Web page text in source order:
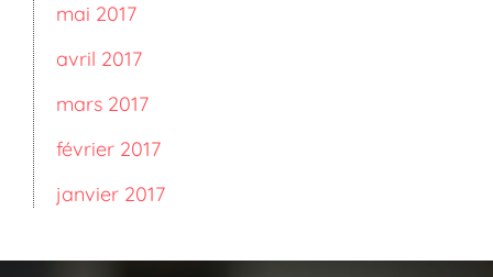
mai 2017
avril 2017
mars 2017
février 2017
janvier 2017